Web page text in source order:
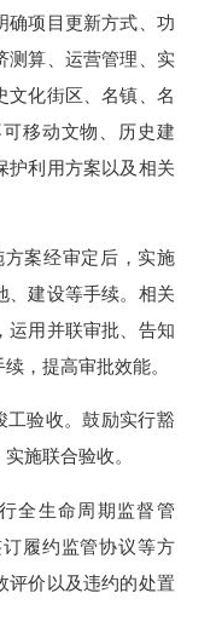
确项目更新方式、功
测算、运营管理、实
文化街区、名镇、名
移动文物、历史建
护利用方案以及相关
案经审定后，实施
、建设等手续。相关
运用并联审批、告知
，提高审批效能。
工验收。鼓励实行豁
施联合验收。
全生命周期监督管
履约监管协议等方
评价以及违约的处置